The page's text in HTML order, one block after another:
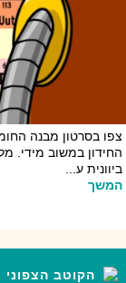
צפו בסרטון מבנה
החידון במשוב מידי.
ביוונית ע...
המשך
הקוטב הצפוני